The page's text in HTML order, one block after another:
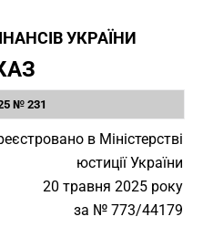
УКРАЇНИ
№ 231
в Міністерстві
юстиції України
20 травня 2025 року
за № 773/44179